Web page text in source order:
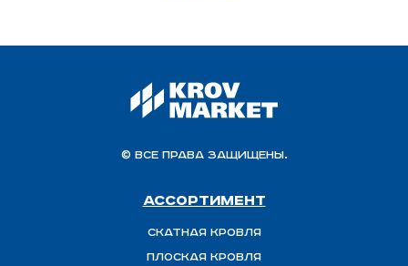
© Все права защищены.
Ассортимент
Скатная Кровля
Плоская кровля